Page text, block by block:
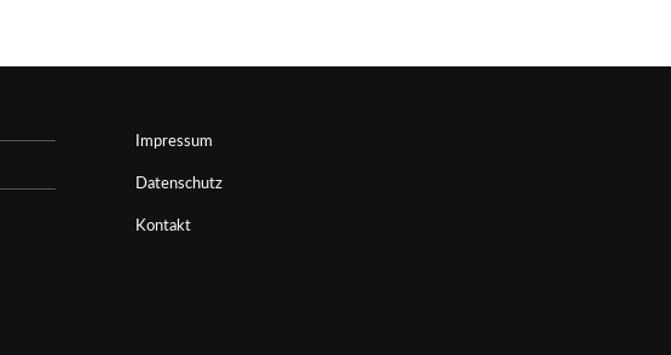
Impressum
Datenschutz
Kontakt